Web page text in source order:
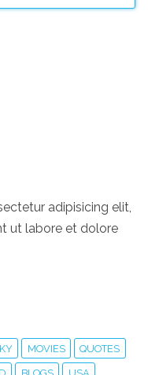
adipisicing elit,
ut labore et dolore
MOVIES QUOTES